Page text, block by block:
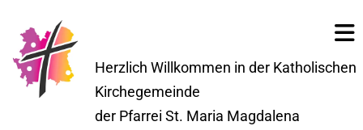
Herzlich Willkommen in der Katholischen
Kirchegemeinde
der Pfarrei St. Maria Magdalena